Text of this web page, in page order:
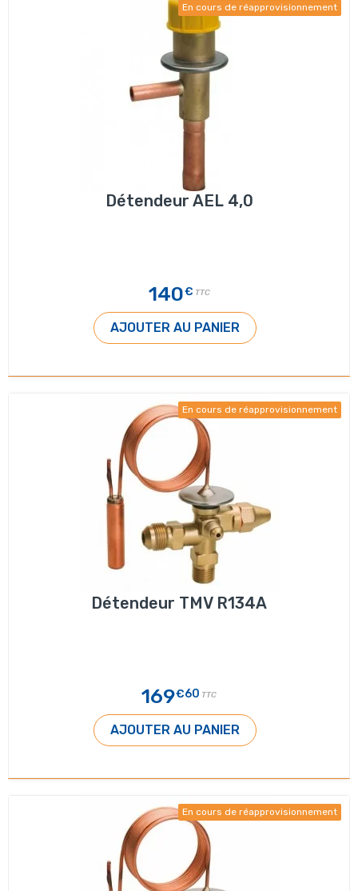
En cours de réapprovisionnement
Détendeur AEL 4,0
140€ TTC
AJOUTER AU PANIER
En cours de réapprovisionnement
Détendeur TMV R134A
169€60 TTC
AJOUTER AU PANIER
En cours de réapprovisionnement